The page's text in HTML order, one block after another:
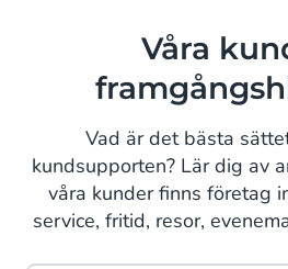
Våra
Vad är det bästa
kundsupporten? Lär dig av
våra kunder finns företag
service, fritid, resor,